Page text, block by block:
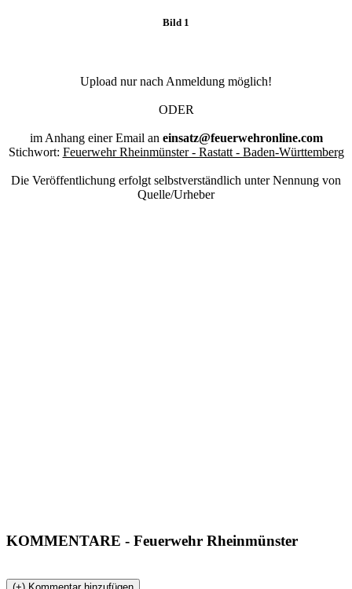
Bild 1
Upload nur nach Anmeldung möglich!
ODER
im Anhang einer Email an einsatz@feuerwehronline.com
Stichwort: Feuerwehr Rheinmünster - Rastatt - Baden-Württemberg
Die Veröffentlichung erfolgt selbstverständlich unter Nennung von
Quelle/Urheber
KOMMENTARE - Feuerwehr Rheinmünster